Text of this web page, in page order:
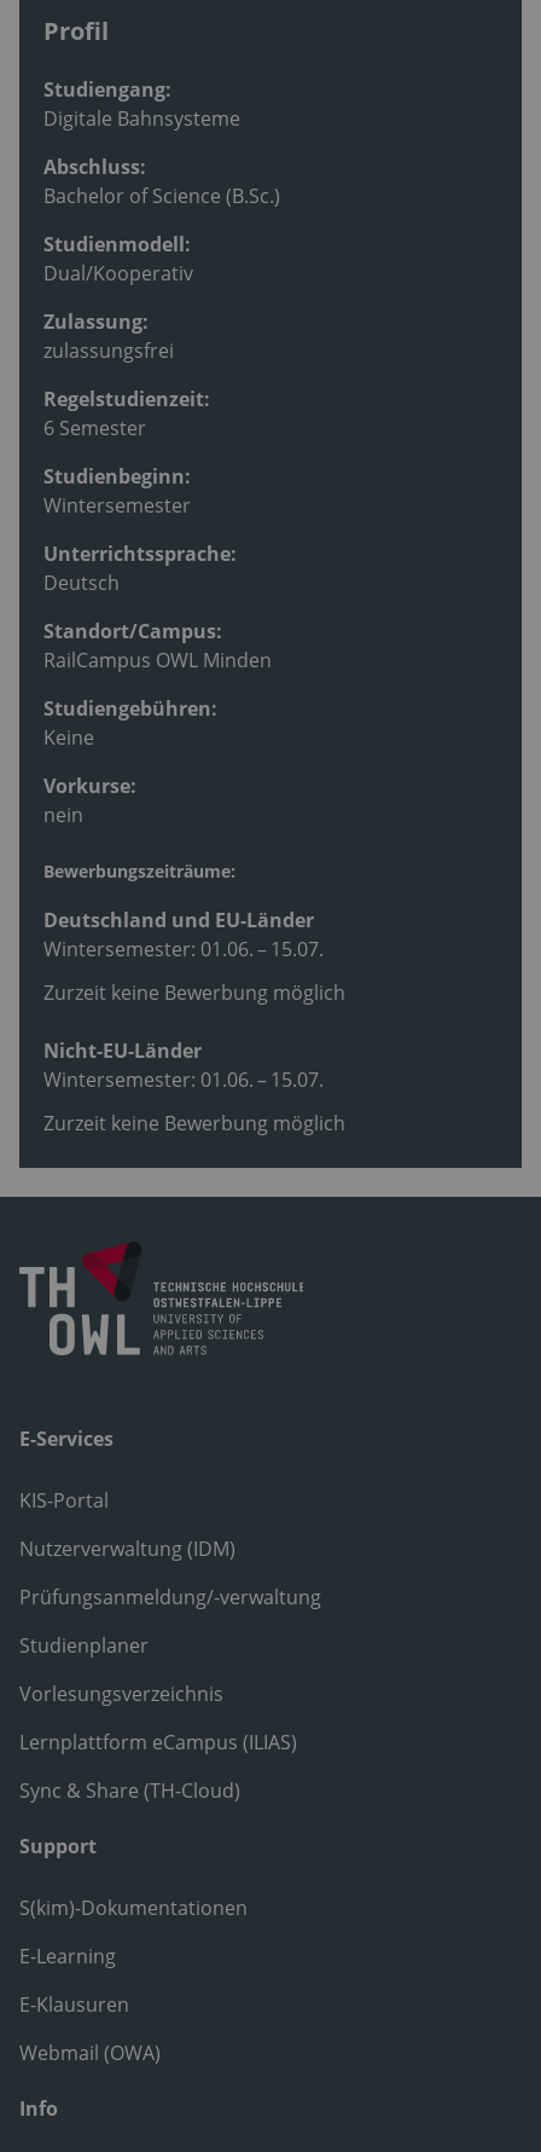
Profil
Studiengang:
Digitale Bahnsysteme
Abschluss:
Bachelor of Science (B.Sc.)
Studienmodell:
Dual/Kooperativ
Zulassung:
zulassungsfrei
Regelstudienzeit:
6 Semester
Studienbeginn:
Wintersemester
Unterrichtssprache:
Deutsch
Standort/Campus:
RailCampus OWL Minden
Studiengebühren:
Keine
Vorkurse:
nein
Bewerbungszeiträume:
Deutschland und EU-Länder
Wintersemester: 01.06. – 15.07.
Zurzeit keine Bewerbung möglich
Nicht-EU-Länder
Wintersemester: 01.06. – 15.07.
Zurzeit keine Bewerbung möglich
E-Services
KIS-Portal
Nutzerverwaltung (IDM)
Prüfungsanmeldung/-verwaltung
Studienplaner
Vorlesungsverzeichnis
Lernplattform eCampus (ILIAS)
Sync & Share (TH-Cloud)
Support
S(kim)-Dokumentationen
E-Learning
E-Klausuren
Webmail (OWA)
Info